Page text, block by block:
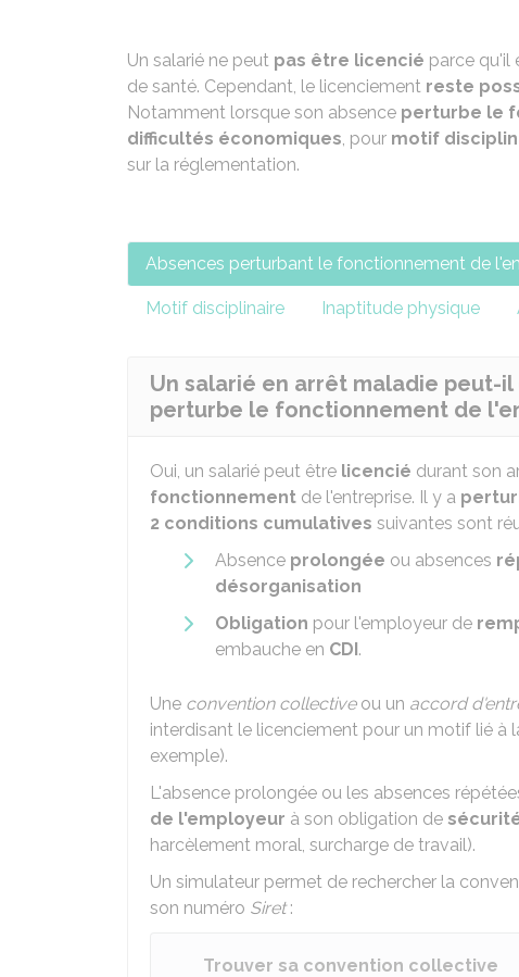
Un salarié ne peut pas être licencié parce qu'il
de santé. Cependant, le licenciement reste
Notamment lorsque son absence perturbe le
difficultés économiques, pour motif
sur la réglementation.
Absences perturbant le fonctionnement de
Motif disciplinaire Inaptitude physique
Un salarié en arrêt maladie peut-
perturbe le fonctionnement de
Oui, un salarié peut être licencié durant son
fonctionnement de l'entreprise. Il y a
2 conditions cumulatives suivantes sont
Absence prolongée ou absences
désorganisation
Obligation pour l'employeur de
embauche en CDI.
Une convention collectiveou un accord
interdisant le licenciement pour un motif lié à
exemple).
L'absence prolongée ou les absences
de l'employeur à son obligation de
harcèlement moral, surcharge de travail).
Un simulateur permet de rechercher la
son numéro Siret:
Trouver sa convention collective